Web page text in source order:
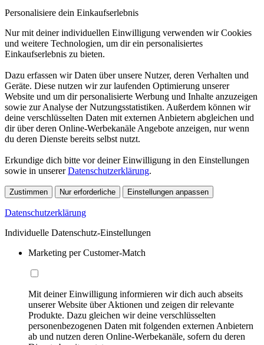
Personalisiere dein Einkaufserlebnis
Nur mit deiner individuellen Einwilligung verwenden wir Cookies
und weitere Technologien, um dir ein personalisiertes
Einkaufserlebnis zu bieten.
Dazu erfassen wir Daten über unsere Nutzer, deren Verhalten und
Geräte. Diese nutzen wir zur laufenden Optimierung unserer
Website und um dir personalisierte Werbung und Inhalte anzuzeigen
sowie zur Analyse der Nutzungsstatistiken. Außerdem können wir
deine verschlüsselten Daten mit externen Anbietern abgleichen und
dir über deren Online-Werbekanäle Angebote anzeigen, nur wenn
du deren Dienste bereits selbst nutzt.
Erkundige dich bitte vor deiner Einwilligung in den Einstellungen
sowie in unsererDatenschutzerklärung.
Zustimmen Nur erforderliche Einstellungen anpassen
Datenschutzerklärung
Individuelle Datenschutz-Einstellungen
Marketing per Customer-Match
Mit deiner Einwilligung informieren wir dich auch abseits
unserer Website über Aktionen und zeigen dir relevante
Produkte. Dazu gleichen wir deine verschlüsselten
personenbezogenen Daten mit folgenden externen Anbietern
ab und nutzen deren Online-Werbekanäle, sofern du deren